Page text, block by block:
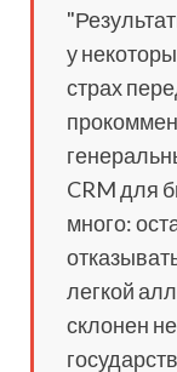
у
страх
CRM для
много:
легкой
склонен